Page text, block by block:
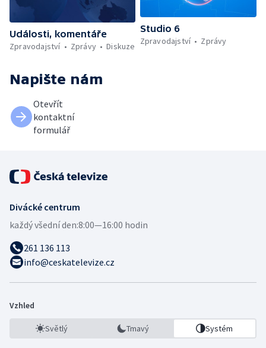
Události, komentáře
Zpravodajství
Zprávy Diskuze
Studio 6
Zpravodajství
Zprávy
Napište nám
Otevřít
kontaktní
formulář
Divácké centrum
každý všední den:8:00—16:00 hodin
261 136 113
info@ceskatelevize.cz
Vzhled
Světlý Tmavý Systém